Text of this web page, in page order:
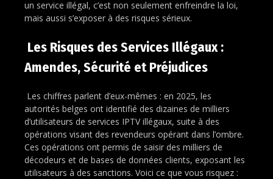
un service illégal, c’est non seulement enfreindre la loi,
mais aussi s’exposer à des risques sérieux.
Les Risques des Services Illégaux :
Amendes, Sécurité et Préjudices
Les chiffres parlent d’eux-mêmes : en 2025, les
autorités belges ont identifié des dizaines de milliers
d’utilisateurs de services IPTV illégaux, suite à des
opérations visant des revendeurs opérant dans l’ombre.
Ces opérations ont permis de saisir des milliers de
décodeurs et de bases de données clients, exposant les
utilisateurs à des sanctions. Voici ce que vous risquez :